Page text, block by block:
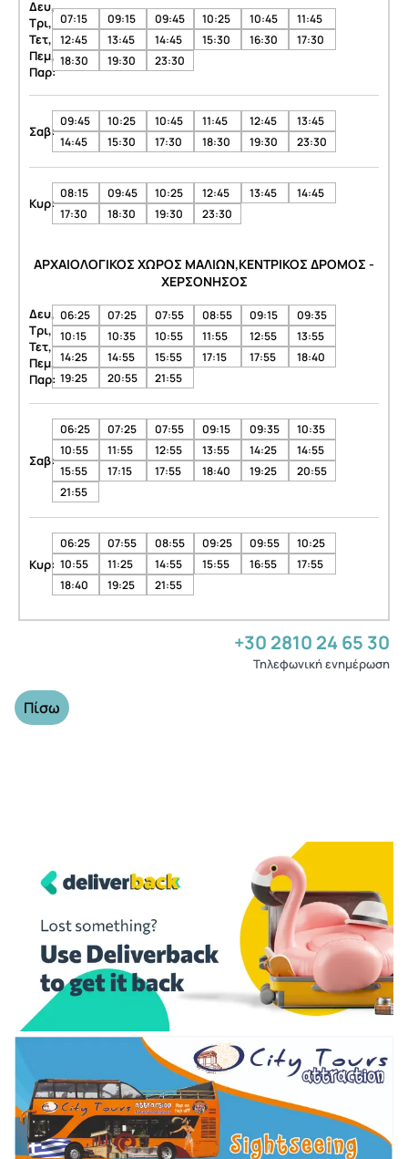
Δευ,
Τρι,
Τετ,
Πεμ,
Παρ:
07:15 09:15 09:45 10:25 10:45
11:45
12:45
13:45 14:45 15:30 16:30
17:30
18:30
19:30 23:30
Σαβ:
09:45 10:25 10:45 11:45 12:45
13:45
14:45
15:30 17:30 18:30 19:30 23:30
Κυρ:
08:15 09:45 10:25 12:45 13:45
14:45
17:30
18:30 19:30 23:30
ΑΡΧΑΙΟΛΟΓΙΚΟΣ ΧΩΡΟΣ ΜΑΛΙΩΝ,ΚΕΝΤΡΙΚΟΣ ΔΡΟΜΟΣ -
ΧΕΡΣΟΝΗΣΟΣ
Δευ,
Τρι,
Τετ,
Πεμ,
Παρ:
06:25 07:25 07:55 08:55 09:15
09:35
10:15
10:35 10:55 11:55 12:55
13:55
14:25
14:55 15:55 17:15 17:55
18:40
19:25
20:55 21:55
Σαβ:
06:25 07:25 07:55 09:15 09:35
10:35
10:55
11:55 12:55 13:55 14:25
14:55
15:55
17:15 17:55 18:40 19:25
20:55
21:55
Κυρ:
06:25 07:55 08:55 09:25 09:55
10:25
10:55
11:25 14:55 15:55 16:55
17:55
18:40
19:25 21:55
+30 2810 24 65 30
Τηλεφωνική ενημέρωση
Πίσω